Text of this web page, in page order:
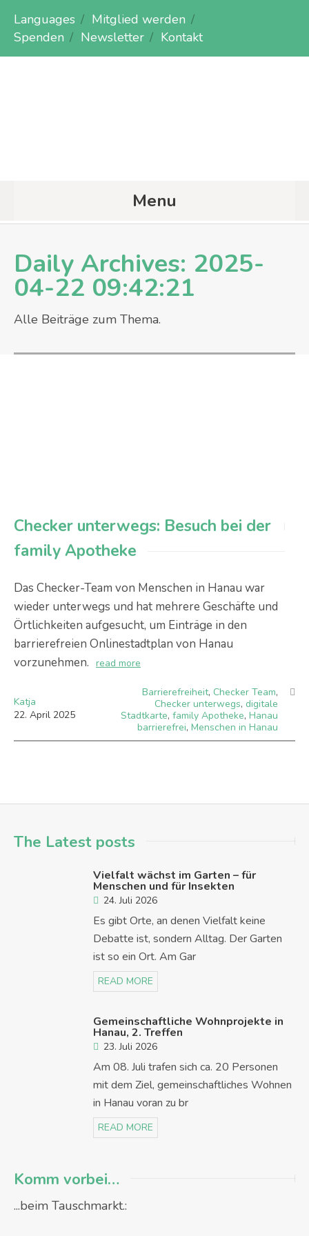
Languages
Mitglied werden
Spenden
Newsletter Kontakt
Menu
Daily Archives: 2025-
04-22 09:42:21
Alle Beiträge zum Thema.
Checker unterwegs: Besuch bei der
family Apotheke
Das Checker-Team von Menschen in Hanau war
wieder unterwegs und hat mehrere Geschäfte und
Örtlichkeiten aufgesucht, um Einträge in den
barrierefreien Onlinestadtplan von Hanau
vorzunehmen. read more
Katja
22. April 2025
Barrierefreiheit, Checker Team,
Checker unterwegs, digitale
Stadtkarte, family Apotheke, Hanau
barrierefrei, Menschen in Hanau
The Latest posts
Vielfalt wächst im Garten – für
Menschen und für Insekten
24. Juli 2026
Es gibt Orte, an denen Vielfalt keine
Debatte ist, sondern Alltag. Der Garten
ist so ein Ort. Am Gar
READ MORE
Gemeinschaftliche Wohnprojekte in
Hanau, 2. Treffen
23. Juli 2026
Am 08. Juli trafen sich ca. 20 Personen
mit dem Ziel, gemeinschaftliches Wohnen
in Hanau voran zu br
READ MORE
Komm vorbei…
...beim Tauschmarkt.: